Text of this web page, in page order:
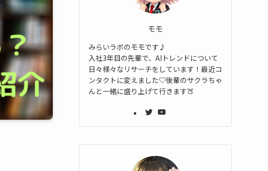
モモ
みらいラボのモモです♪
入社3年目の先輩で、AIトレンドについて
日々様々なリサーチをしています！最近コ
ンタクトに変えました♡後輩のサクラちゃ
んと一緒に盛り上げて行きます🍑